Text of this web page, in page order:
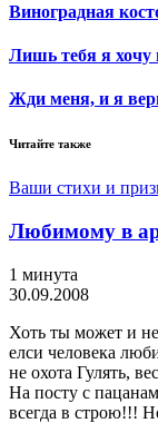
Виноградная
Лишь тебя я хочу
Жди меня, и я
Читайте также
Ваши стихи и
Любимому в
1 минута
30.09.2008
Хоть ты может и
елси человека
не охота Гулять,
На посту с
всегда в строю!!!